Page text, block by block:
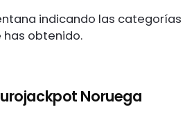
indicando las categorías
has obtenido.
Noruega